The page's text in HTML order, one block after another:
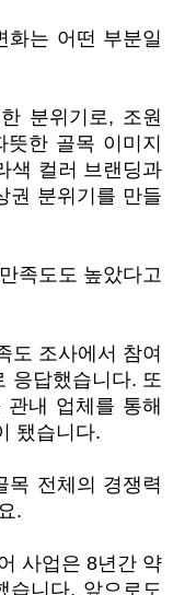
화는 어떤 부분일
분위기로, 조원
한 골목 이미지
색 컬러 브랜딩과
권 분위기를 만들
족도도 높았다고
도 조사에서 참여
응답했습니다. 또
관내 업체를 통해
됐습니다.
목 전체의 경쟁력
.
사업은 8년간 약
습니다. 앞으로도